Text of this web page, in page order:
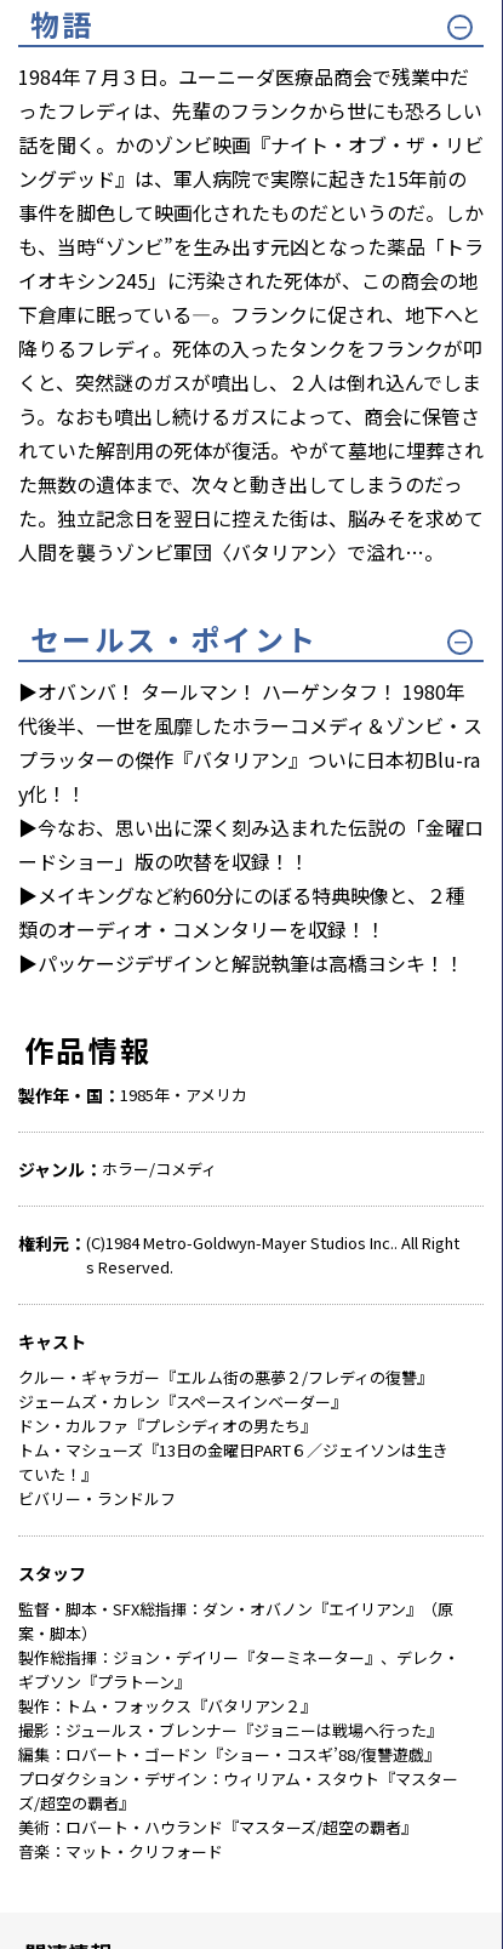
物語
1984年７月３日。ユーニーダ医療品商会で残業中だ
ったフレディは、先輩のフランクから世にも恐ろしい
話を聞く。かのゾンビ映画『ナイト・オブ・ザ・リビ
ングデッド』は、軍人病院で実際に起きた15年前の
事件を脚色して映画化されたものだというのだ。しか
も、当時“ゾンビ”を生み出す元凶となった薬品「トラ
イオキシン245」に汚染された死体が、この商会の地
下倉庫に眠っている―。フランクに促され、地下へと
降りるフレディ。死体の入ったタンクをフランクが叩
くと、突然謎のガスが噴出し、２人は倒れ込んでしま
う。なおも噴出し続けるガスによって、商会に保管さ
れていた解剖用の死体が復活。やがて墓地に埋葬され
た無数の遺体まで、次々と動き出してしまうのだっ
た。独立記念日を翌日に控えた街は、脳みそを求めて
人間を襲うゾンビ軍団〈バタリアン〉で溢れ…。
セールス・ポイント
▶オバンバ！ タールマン！ ハーゲンタフ！ 1980年
代後半、一世を風靡したホラーコメディ＆ゾンビ・ス
プラッターの傑作『バタリアン』ついに日本初Blu-ra
y化！！
▶今なお、思い出に深く刻み込まれた伝説の「金曜ロ
ードショー」版の吹替を収録！！
▶メイキングなど約60分にのぼる特典映像と、２種
類のオーディオ・コメンタリーを収録！！
▶パッケージデザインと解説執筆は高橋ヨシキ！！
作品情報
製作年・国 1985年・アメリカ
ジャンル ホラー/コメディ
権利元
(C)1984 Metro-Goldwyn-Mayer Studios Inc.. All Right
s Reserved.
キャスト
クルー・ギャラガー『エルム街の悪夢２/フレディの復讐』
ジェームズ・カレン『スペースインベーダー』
ドン・カルファ『プレシディオの男たち』
トム・マシューズ『13日の金曜日PART６／ジェイソンは生き
ていた！』
ビバリー・ランドルフ
スタッフ
監督・脚本・SFX総指揮：ダン・オバノン『エイリアン』（原
案・脚本）
製作総指揮：ジョン・デイリー『ターミネーター』、デレク・
ギブソン『プラトーン』
製作：トム・フォックス『バタリアン２』
撮影：ジュールス・ブレンナー『ジョニーは戦場へ行った』
編集：ロバート・ゴードン『ショー・コスギ’88/復讐遊戯』
プロダクション・デザイン：ウィリアム・スタウト『マスター
ズ/超空の覇者』
美術：ロバート・ハウランド『マスターズ/超空の覇者』
音楽：マット・クリフォード